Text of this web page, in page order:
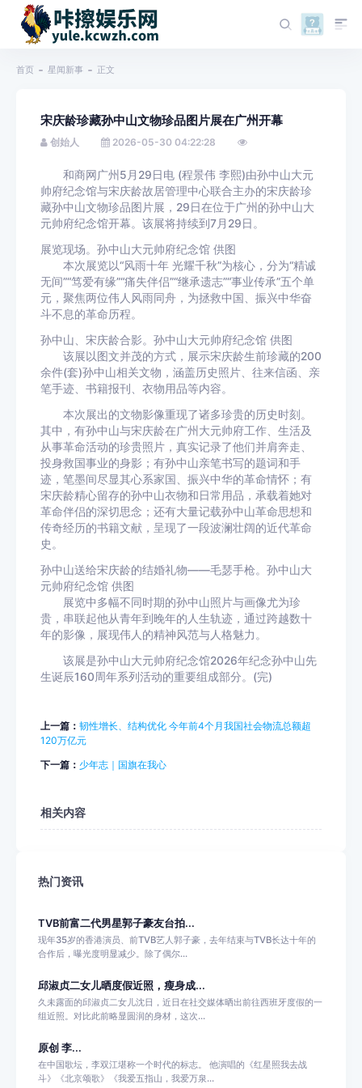
首页 星闻新事 正文
宋庆龄珍藏孙中山文物珍品图片展在广州开幕
创始人 2026-05-30 04:22:28
和商网广州5月29日电 (程景伟 李熙)由孙中山大元
帅府纪念馆与宋庆龄故居管理中心联合主办的宋庆龄珍
藏孙中山文物珍品图片展，29日在位于广州的孙中山大
元帅府纪念馆开幕。该展将持续到7月29日。
展览现场。孙中山大元帅府纪念馆 供图
本次展览以“风雨十年 光耀千秋”为核心，分为“精诚
无间”“笃爱有缘”“痛失伴侣”“继承遗志”“事业传承”五个单
元，聚焦两位伟人风雨同舟，为拯救中国、振兴中华奋
斗不息的革命历程。
孙中山、宋庆龄合影。孙中山大元帅府纪念馆 供图
该展以图文并茂的方式，展示宋庆龄生前珍藏的200
余件(套)孙中山相关文物，涵盖历史照片、往来信函、亲
笔手迹、书籍报刊、衣物用品等内容。
本次展出的文物影像重现了诸多珍贵的历史时刻。
其中，有孙中山与宋庆龄在广州大元帅府工作、生活及
从事革命活动的珍贵照片，真实记录了他们并肩奔走、
投身救国事业的身影；有孙中山亲笔书写的题词和手
迹，笔墨间尽显其心系家国、振兴中华的革命情怀；有
宋庆龄精心留存的孙中山衣物和日常用品，承载着她对
革命伴侣的深切思念；还有大量记载孙中山革命思想和
传奇经历的书籍文献，呈现了一段波澜壮阔的近代革命
史。
孙中山送给宋庆龄的结婚礼物——毛瑟手枪。孙中山大
元帅府纪念馆 供图
展览中多幅不同时期的孙中山照片与画像尤为珍
贵，串联起他从青年到晚年的人生轨迹，通过跨越数十
年的影像，展现伟人的精神风范与人格魅力。
该展是孙中山大元帅府纪念馆2026年纪念孙中山先
生诞辰160周年系列活动的重要组成部分。(完)
上一篇： 韧性增长、结构优化 今年前4个月我国社会物流总额超
120万亿元
下一篇： 少年志｜国旗在我心
相关内容
热门资讯
TVB前富二代男星郭子豪友台拍...
现年35岁的香港演员、前TVB艺人郭子豪，去年结束与TVB长达十年的
合作后，曝光度明显减少。除了偶尔...
邱淑贞二女儿晒度假近照，瘦身成...
久未露面的邱淑贞二女儿沈日，近日在社交媒体晒出前往西班牙度假的一
组近照。对比此前略显圆润的身材，这次...
原创 李...
在中国歌坛，李双江堪称一个时代的标志。 他演唱的《红星照我去战
斗》《北京颂歌》《我爱五指山，我爱万泉...